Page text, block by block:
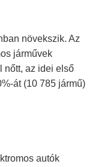
növekszik. Az
járművek
nőtt, az idei első
át (10 785 jármű)
autók